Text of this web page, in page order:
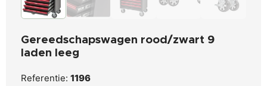
Gereedschapswagen rood/zwart 9
laden leeg
Referentie: 1196